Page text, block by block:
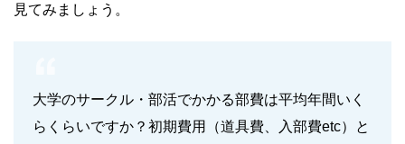
見てみましょう。
大学のサークル・部活でかかる部費は平均年間いく
らくらいですか？初期費用（道具費、入部費etc）と